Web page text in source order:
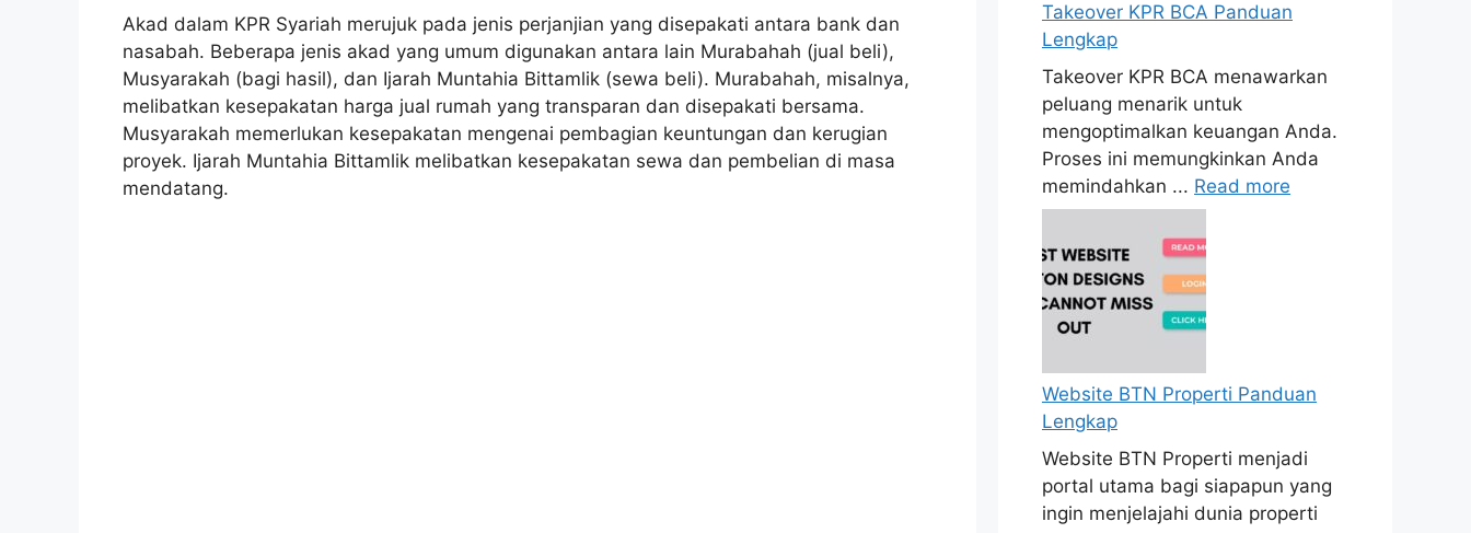
Akad dalam KPR Syariah merujuk pada jenis perjanjian yang disepakati antara bank dan
nasabah. Beberapa jenis akad yang umum digunakan antara lain Murabahah (jual beli),
Musyarakah (bagi hasil), dan Ijarah Muntahia Bittamlik (sewa beli). Murabahah, misalnya,
melibatkan kesepakatan harga jual rumah yang transparan dan disepakati bersama.
Musyarakah memerlukan kesepakatan mengenai pembagian keuntungan dan kerugian
proyek. Ijarah Muntahia Bittamlik melibatkan kesepakatan sewa dan pembelian di masa
mendatang.
Takeover KPR BCA Panduan
Lengkap
Takeover KPR BCA menawarkan
peluang menarik untuk
mengoptimalkan keuangan Anda.
Proses ini memungkinkan Anda
memindahkan ... Read more
Website BTN Properti Panduan
Lengkap
Website BTN Properti menjadi
portal utama bagi siapapun yang
ingin menjelajahi dunia properti